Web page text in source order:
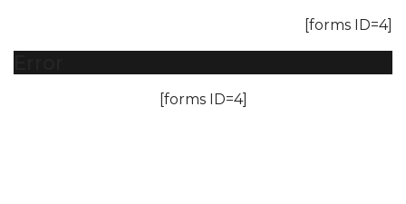
[forms ID=4]
[forms ID=4]